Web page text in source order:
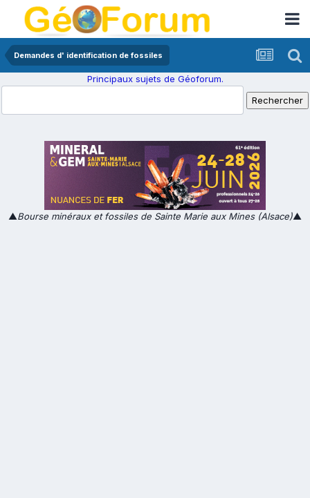
Demandes d' identification de fossiles
Principaux sujets de Géoforum.
▲Bourse minéraux et fossiles de Sainte Marie aux Mines (Alsace)▲